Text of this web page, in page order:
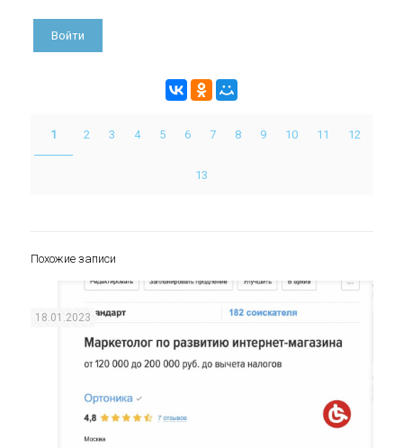
1 2 3 4 5 6 7 8 9 10 11 12
13
Похожие записи
18.01.2023